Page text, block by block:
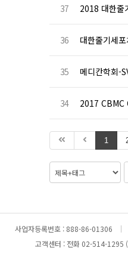
37 2018 대한줄
36 대한줄기세
35 메디칸학회
34 2017
1
사업자등록번호 : 888-86-01306 |
고객센터 : 전화 02-514-1295